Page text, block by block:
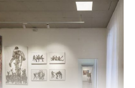
вночі.
– це зняти 22-тонну
місяць довелося
скловолокна і
використовувати 40-
2022